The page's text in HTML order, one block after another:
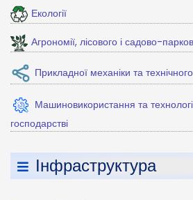
Екології
Агрономії, лісового і садово-
Прикладної механіки та
Машиновикористання та
господарстві
Інфраструктура